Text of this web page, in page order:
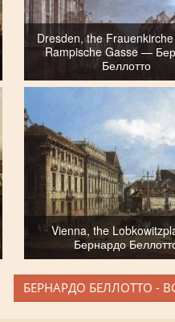
Dresden, the
Rampische Gasse —
Беллотто
Vienna, the
Бернардо
БЕРНАРДО БЕЛЛОТТО -